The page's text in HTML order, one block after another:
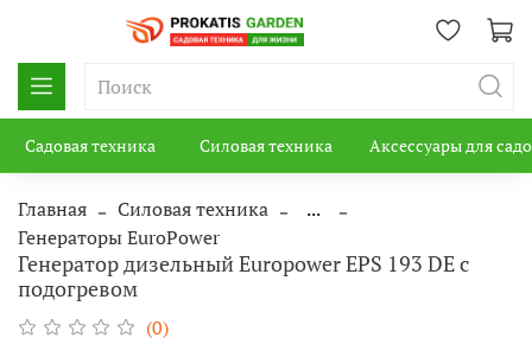
Садовая техника Силовая техника Аксессуары для
Главная Силовая техника
...
Генераторы EuroPower
Генератор дизельный Europower EPS 193 DE с
подогревом
(0)